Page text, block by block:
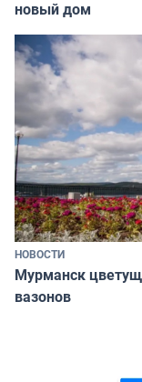
новый дом
НОВОСТИ
Мурманск
вазонов